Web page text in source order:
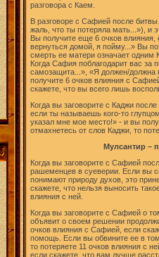
разговора с Каем.
В разговоре с Сафией после
жаль, что ты потеряла мать...»), и
Вы получите еще 6 очков
вернуться домой, я пойму...» Вы
смерть ее матери означает
Когда Сафия поблагодарит вас
самозащита...», «Я должен/должна
получите 6 очков влияния с
скажете, что вы всего лишь
Когда вы заговорите с Каджи
если ты называешь кого-то
указал мне мое место!» - и вы
отмахнетесь от слов Каджи, то
Мулсантир –
Когда вы заговорите с Сафией
рашеменцев в суеверии. Если вы
понимают природу духов, это
скажете, что нельзя выносить
влияния с ней.
Когда вы заговорите с Сафией о
объявит о своем решении
очков влияния с Сафией, если
помощь. Если вы обвините ее в
то потеряете 11 очков влияния с
если скажете, что вам лучше